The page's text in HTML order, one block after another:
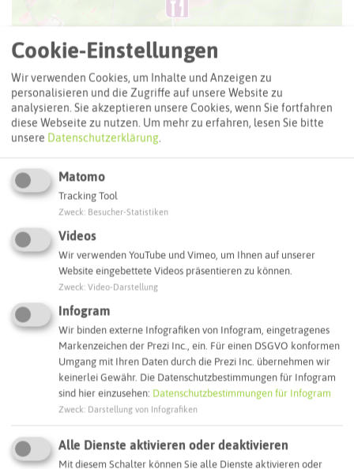
Adresse:
Mutter Wehner Café & Restaurant
Haardstraße 196
45739 Oer-Erkenschwick
Webseite
Interaktive Karte
Routenplanung zum Ziel:
Cookie-Einstellungen
Wir verwenden Cookies, um Inhalte und Anzeigen zu
personalisieren und die Zugriffe auf unsere Website zu
analysieren. Sie akzeptieren unsere Cookies, wenn Sie fortfahren
diese Webseite zu nutzen. Um mehr zu erfahren, lesen Sie bitte
unsere Datenschutzerklärung.
Matomo
Tracking Tool
Zweck Besucher-Statistiken
Videos
Wir verwenden YouTube und Vimeo, um Ihnen auf unserer
Website eingebettete Videos präsentieren zu können.
Zweck Video-Darstellung
Infogram
Wir binden externe Infografiken von Infogram, eingetragenes
Markenzeichen der Prezi Inc., ein. Für einen DSGVO konformen
Umgang mit Ihren Daten durch die Prezi Inc. übernehmen wir
keinerlei Gewähr. Die Datenschutzbestimmungen für Infogram
sind hier einzusehen: Datenschutzbestimmungen für Infogram
Zweck Darstellung von Infografiken
Alle Dienste aktivieren oder deaktivieren
Mit diesem Schalter können Sie alle Dienste aktivieren oder